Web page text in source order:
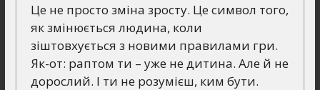
Це не просто зміна зросту. Це символ того,
як змінюється людина, коли
зіштовхується з новими правилами гри.
Як-от: раптом ти – уже не дитина. Але й не
дорослий. І ти не розумієш, ким бути.